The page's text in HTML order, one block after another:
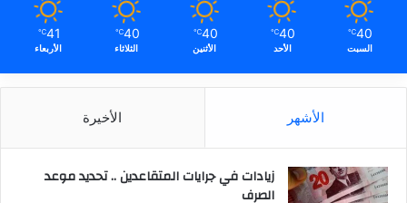
40
℃
السبت
40
℃
الأحد
40
℃
الأثنين
40
℃
الثلاثاء
41
℃
الأربعاء
الأشهر الأخيرة
زيادات في جرايات المتقاعدين .. تحديد موعد
الصرف